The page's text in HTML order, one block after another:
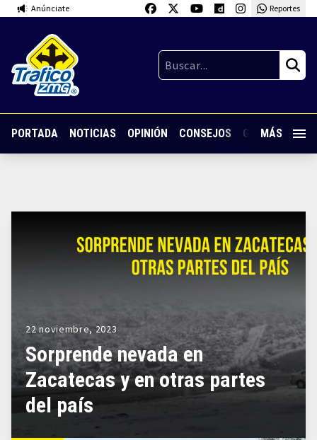
Anúnciate Reportes
PORTADA NOTICIAS OPINIÓN CONSEJOS GUARDIA
MÁS
22 noviembre, 2023
Sorprende nevada en
Zacatecas y en otras partes
del país